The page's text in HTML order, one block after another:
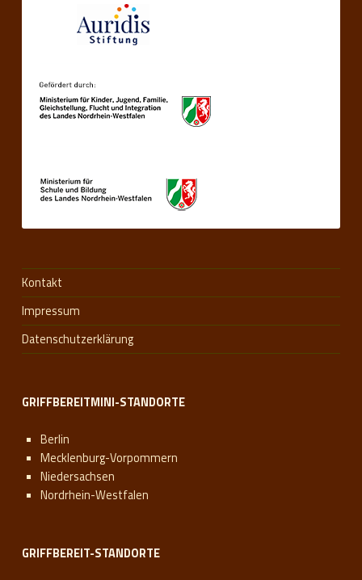
Kontakt
Impressum
Datenschutzerklärung
GRIFFBEREITMINI-STANDORTE
Berlin
Mecklenburg-Vorpommern
Niedersachsen
Nordrhein-Westfalen
GRIFFBEREIT-STANDORTE